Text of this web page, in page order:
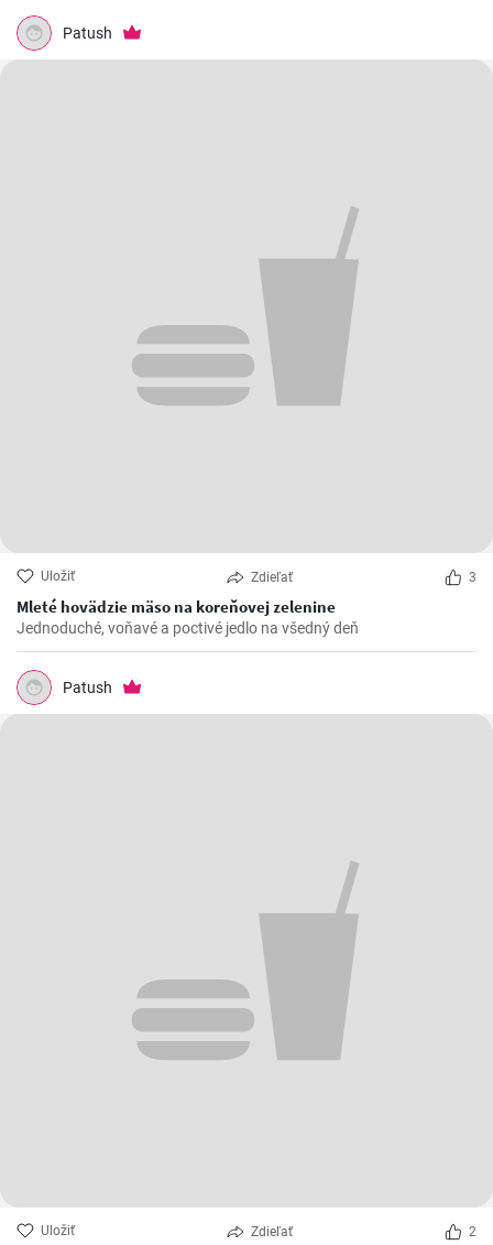
Patush
Uložiť Zdieľať 3
Mleté hovädzie mäso na koreňovej zelenine
Jednoduché, voňavé a poctivé jedlo na všedný deň
Patush
Uložiť Zdieľať 2